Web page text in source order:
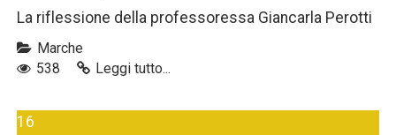
La riflessione della professoressa Giancarla Perotti
Marche
538
Leggi tutto...
16